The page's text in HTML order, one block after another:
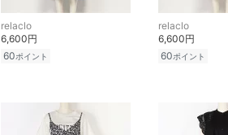
relaclo
6,600円
60ポイント
relaclo
6,600円
60ポイント